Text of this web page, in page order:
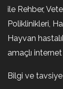
ile Rehber,
Poliklinikleri,
Hayvan
amaçlı internet
Bilgi ve